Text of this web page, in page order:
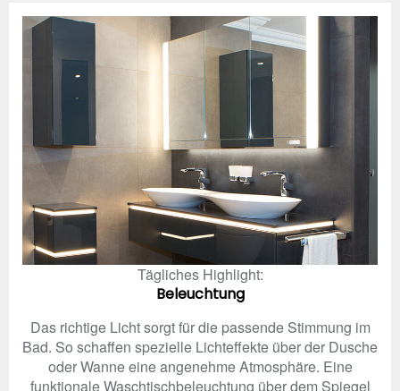
Tägliches Highlight:
Beleuchtung
Das richtige Licht sorgt für die passende Stimmung im
Bad. So schaffen spezielle Lichteffekte über der Dusche
oder Wanne eine angenehme Atmosphäre. Eine
funktionale Waschtischbeleuchtung über dem Spiegel